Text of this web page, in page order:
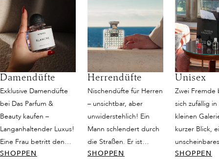
Damendüfte
Exklusive Damendüfte
bei Das Parfum &
Beauty kaufen –
Langanhaltender Luxus!
Eine Frau betritt den
Raum, und es ist, als
SHOPPEN
Herrendüfte
Nischendüfte für Herren
– unsichtbar, aber
unwiderstehlich! Ein
Mann schlendert durch
die Straßen. Er ist
attraktiv, schlicht
SHOPPEN
Unisex
Zwei Fremde
sich zufällig
kleinen
kurzer Blick,
doch dann
SHOPPEN